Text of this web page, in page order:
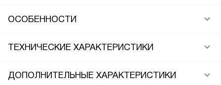
ОСОБЕННОСТИ
ТЕХНИЧЕСКИЕ ХАРАКТЕРИСТИКИ
ДОПОЛНИТЕЛЬНЫЕ ХАРАКТЕРИСТИКИ